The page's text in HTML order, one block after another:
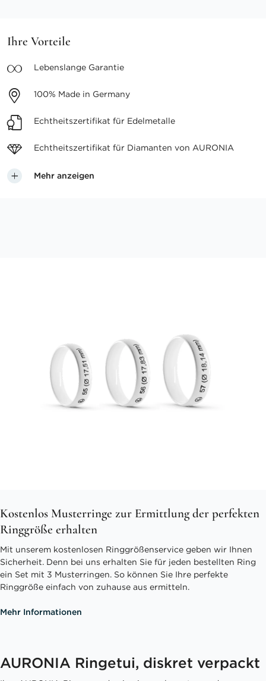
Ihre Vorteile
Lebenslange Garantie
100% Made in Germany
Echtheitszertifikat für Edelmetalle
Echtheitszertifikat für Diamanten von AURONIA
Mehr anzeigen
Kostenlos Musterringe zur Ermittlung der perfekten
Ringgröße erhalten
Mit unserem kostenlosen Ringgrößenservice geben wir Ihnen
Sicherheit. Denn bei uns erhalten Sie für jeden bestellten Ring
ein Set mit 3 Musterringen. So können Sie Ihre perfekte
Ringgröße einfach von zuhause aus ermitteln.
Mehr Informationen
AURONIA Ringetui, diskret verpackt